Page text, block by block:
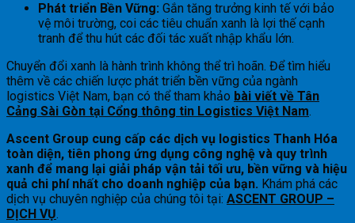
Phát triển Bền Vững: Gắn tăng trưởng kinh tế với bảo
vệ môi trường, coi các tiêu chuẩn xanh là lợi thế cạnh
tranh để thu hút các đối tác xuất nhập khẩu lớn.
Chuyển đổi xanh là hành trình không thể trì hoãn. Để tìm hiểu
thêm về các chiến lược phát triển bền vững của ngành
logistics Việt Nam, bạn có thể tham khảo bài viết về Tân
Cảng Sài Gòn tại Cổng thông tin Logistics Việt Nam.
Ascent Group cung cấp các dịch vụ logistics Thanh Hóa
toàn diện, tiên phong ứng dụng công nghệ và quy trình
xanh để mang lại giải pháp vận tải tối ưu, bền vững và hiệu
quả chi phí nhất cho doanh nghiệp của bạn. Khám phá các
dịch vụ chuyên nghiệp của chúng tôi tại: ASCENT GROUP –
DỊCH VỤ.